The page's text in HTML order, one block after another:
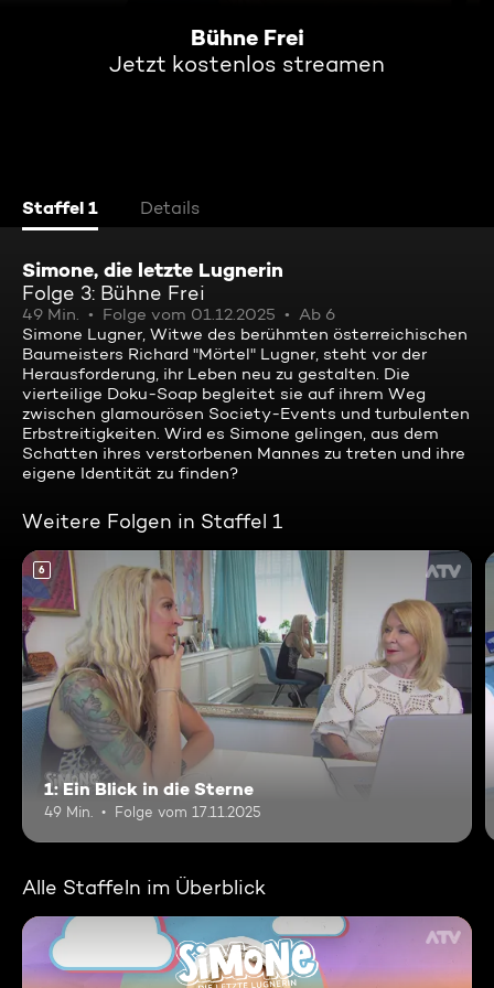
Bühne Frei
Jetzt kostenlos streamen
Staffel 1 Details
Simone, die letzte Lugnerin
Folge 3: Bühne Frei
49 Min. Folge vom 01.12.2025
Ab 6
Simone Lugner, Witwe des berühmten österreichischen
Baumeisters Richard "Mörtel" Lugner, steht vor der
Herausforderung, ihr Leben neu zu gestalten. Die
vierteilige Doku-Soap begleitet sie auf ihrem Weg
zwischen glamourösen Society-Events und turbulenten
Erbstreitigkeiten. Wird es Simone gelingen, aus dem
Schatten ihres verstorbenen Mannes zu treten und ihre
eigene Identität zu finden?
Weitere Folgen in Staffel 1
6
1: Ein Blick in die Sterne
49 Min. Folge vom 17.11.2025
Alle Staffeln im Überblick